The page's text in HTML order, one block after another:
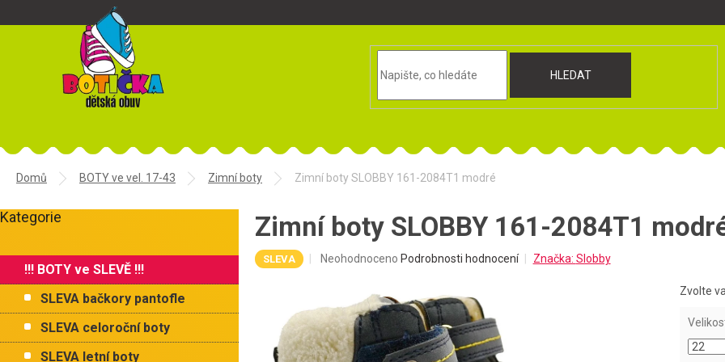
HLEDAT
Domů BOTY ve vel. 17-43 Zimní boty Zimní boty SLOBBY 161-2084T1 modré
o
t
n
í
Přeskočit
Kategorie
!!! BOTY ve SLEVĚ !!!
SLEVA bačkory pantofle
SLEVA celoroční boty
SLEVA letní boty
Zimní boty SLOBBY 161-2084T1
SLEVA
Průměrné
0,0
z
5
Neohodnoceno Podrobnosti hodnocení Značka: Slobby
Zvolte